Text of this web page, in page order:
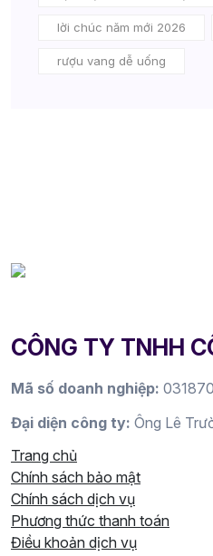
lời chúc năm mới 2026
rượu vang dễ uống
CÔNG TY TNHH
Mã số doanh nghiệp:
Đại diện công ty: Ông Lê
Trang chủ
Chính sách bảo mật
Chính sách dịch vụ
Phương thức thanh toán
Điều khoản dịch vụ